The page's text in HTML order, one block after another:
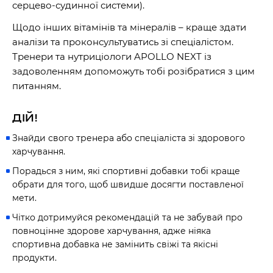
серцево-судинної системи).
Щодо інших вітамінів та мінералів – краще здати
аналізи та проконсультуватись зі спеціалістом.
Тренери та нутриціологи APOLLO NEXT із
задоволенням допоможуть тобі розібратися з цим
питанням.
ДІЙ!
Знайди свого тренера або спеціаліста зі здорового
харчування.
Порадься з ним, які спортивні добавки тобі краще
обрати для того, щоб швидше досягти поставленої
мети.
Чітко дотримуйся рекомендацій та не забувай про
повноцінне здорове харчування, адже ніяка
спортивна добавка не замінить свіжі та якісні
продукти.
60 секунд пам’яті
О 9:00 ми зупиняємось